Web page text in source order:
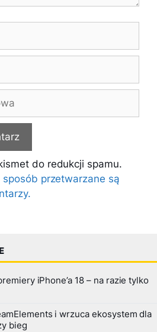
do redukcji spamu.
przetwarzane są
iPhone’a 18 – na razie tylko
i wrzuca ekosystem dla
bieg